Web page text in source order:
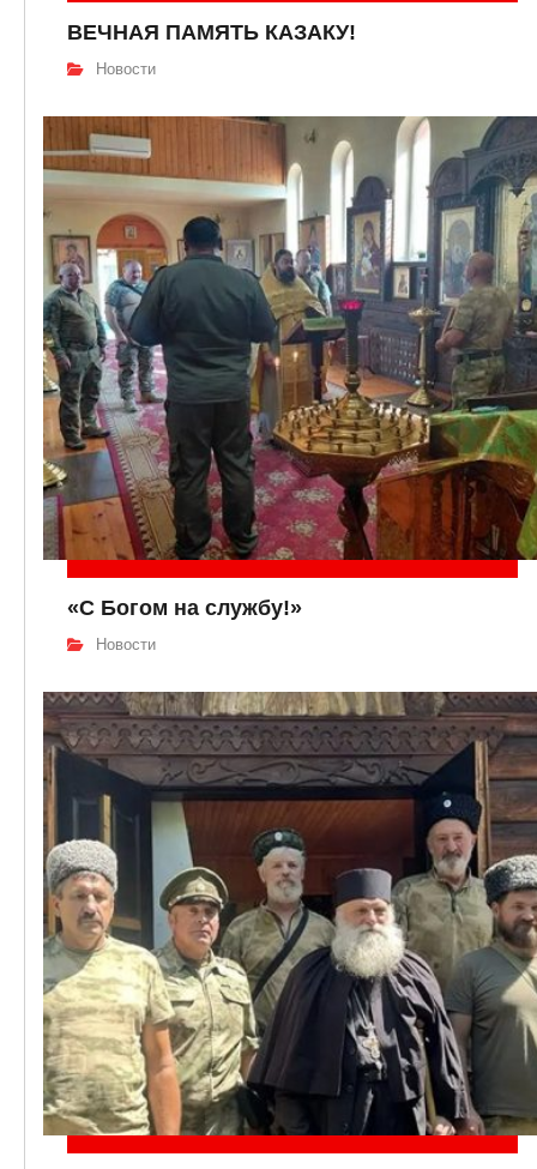
ВЕЧНАЯ ПАМЯТЬ КАЗАКУ!
Новости
«С Богом на службу!»
Новости